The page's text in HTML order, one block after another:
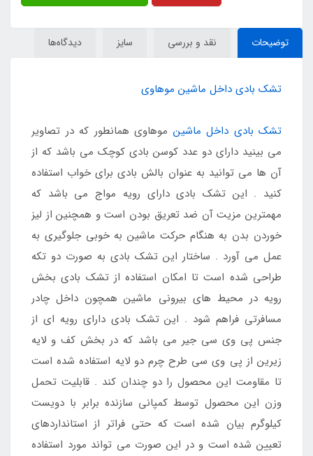
توضیحات نقد و بررسی سایز دیدگاه‌ها
تشک بادی داخل ماشین موهاوی
تشک بادی داخل ماشین موهاوی همانطور که در تصاویر
می بینید دارای دو عدد کوسن بادی کوچک می باشد که از
آن ها می توانید به عنوان بالش بادی برای خواب استفاده
کنید . این تشک بادی دارای رویه مواج می باشد که
مهمترین مزیت آن ضد تعریق بودن است و همچنین از لیز
خوردن بدن به هنگام حرکت ماشین به خوبی جلوگیری به
عمل می آورد . ساختار این تشک بادی به صورت دو تکه
طراحی شده است تا امکان استفاده از تشک بادی بخش
رویه در محیط های بیرونی ماشین همچون داخل چادر
مسافرتی فراهم شود . این تشک بادی دارای رویه ای از
جنس پی وی سی جیر می باشد که در بخش کف و لایه
زیرین از پی وی سی طرح چرم دو لایه استفاده شده است
تا مقاومت این محصول را دو چندان کند . قابلیت تحمل
وزن این محصول توسط کمپانی سازنده برابر با دویست
کیلوگرم بیان شده است که حتی فراتر از استانداردهای
تعیین شده است و در این صورت می تواند مورد استفاده